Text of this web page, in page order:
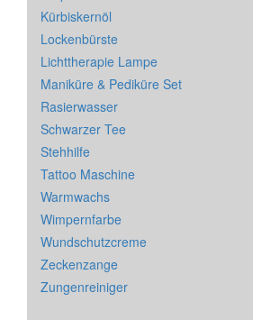
Kürbiskernöl
Lockenbürste
Lichttherapie Lampe
Maniküre & Pediküre Set
Rasierwasser
Schwarzer Tee
Stehhilfe
Tattoo Maschine
Warmwachs
Wimpernfarbe
Wundschutzcreme
Zeckenzange
Zungenreiniger